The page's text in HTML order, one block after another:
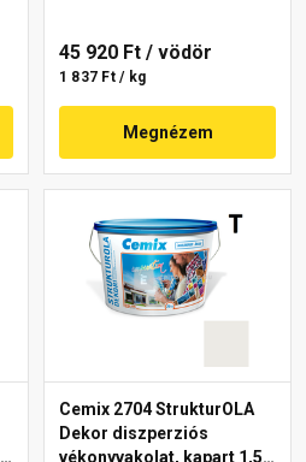
45 920 Ft / vödör
1 837 Ft / kg
Megnézem
Cemix 2704 StrukturOLA
Dekor diszperziós
vékonyvakolat, kapart 1,5